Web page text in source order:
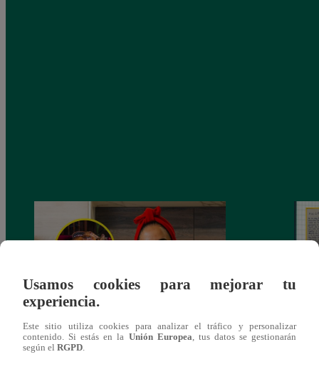
¿Por qué Nelly Rossinelli se volvió viral
antes de Navidad?
La
Usamos cookies para mejorar tu
experiencia.
Este sitio utiliza cookies para analizar el tráfico y personalizar
contenido. Si estás en la Unión Europea , tus datos se gestionarán
según el RGPD